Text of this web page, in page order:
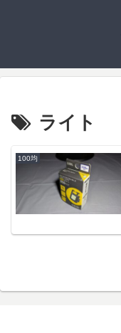
ライト
100均